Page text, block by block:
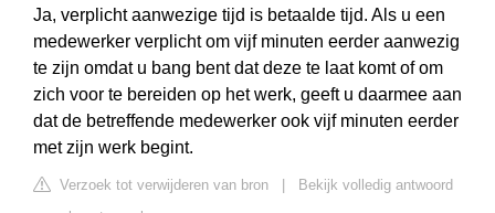
Ja, verplicht aanwezige tijd is betaalde tijd. Als u een
medewerker verplicht om vijf minuten eerder aanwezig
te zijn omdat u bang bent dat deze te laat komt of om
zich voor te bereiden op het werk, geeft u daarmee aan
dat de betreffende medewerker ook vijf minuten eerder
met zijn werk begint.
Verzoek tot verwijderen van bron
Bekijk volledig antwoord